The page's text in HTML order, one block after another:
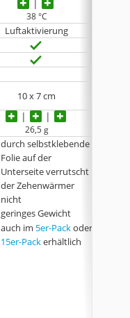
38 °C
Luftaktivierung
10 x 7 cm
26,5 g
durch selbstklebende
Folie auf der
Unterseite verrutscht
der Zehenwärmer
nicht
geringes Gewicht
auch im 5er-Packoder
15er-Packerhältlich